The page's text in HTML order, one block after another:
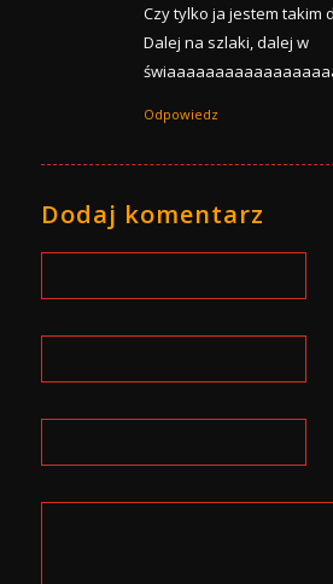
Czy tylko ja jestem takim
Dalej na szlaki, dalej w
Odpowiedz
Dodaj komentarz